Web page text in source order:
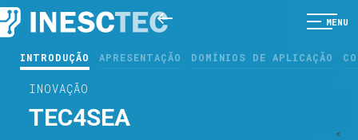
MENU
INTRODUÇÃO APRESENTAÇÃO DOMÍNIOS DE APLICAÇÃO
INOVAÇÃO
TEC4SEA
<